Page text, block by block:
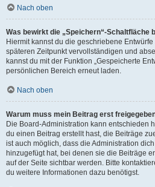
Nach oben
Was bewirkt die „Speichern“-Schaltfläche
Hiermit kannst du die geschriebene
späteren Zeitpunkt vervollständigen und
kannst du mit der Funktion „Gespeicherte
persönlichen Bereich erneut laden.
Nach oben
Warum muss mein Beitrag erst
Die Board-Administration kann entschieden
du einen Beitrag erstellt hast, die Beiträge
ist auch möglich, dass die Administration
hinzugefügt hat, bei denen sie die Beiträge
auf der Seite sichtbar werden. Bitte
du weitere Informationen dazu benötigst.